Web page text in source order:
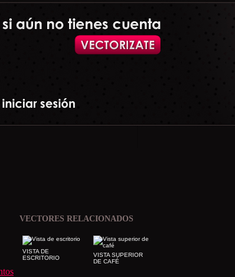
VECTORES RELACIONADOS
VISTA SUPERIOR
DE CAFÉ
VISTA DE
ESCRITORIO